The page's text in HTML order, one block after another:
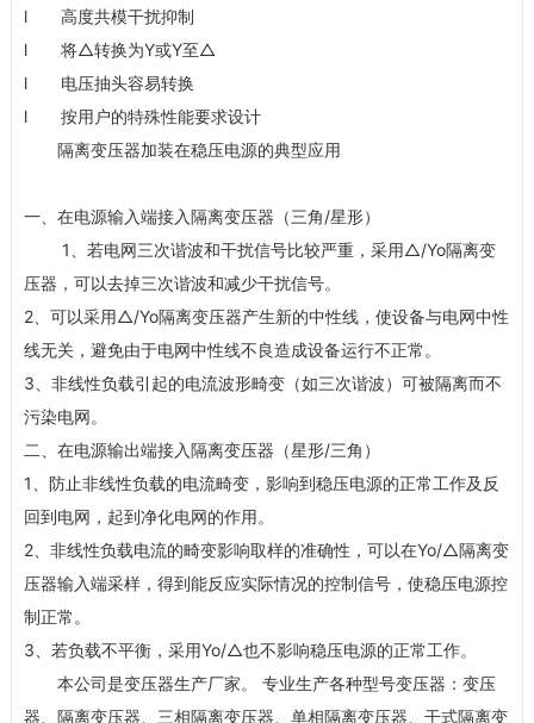
l 高度共模干扰抑制
l 将△转换为Y或Y至△
l 电压抽头容易转换
l 按用户的特殊性能要求设计
隔离变压器加装在稳压电源的典型应用
一、在电源输入端接入隔离变压器（三角/星形）
1
、若电网三次谐波和干扰信号比较严重，采用△/Yo隔离变
压器，可以去掉三次谐波和减少干扰信号。
2、可以采用△/Yo隔离变压器产生新的中性线，使设备与电网中性
线无关，避免由于电网中性线不良造成设备运行不正常。
3 、非线性负载引起的电流波形畸变（如三次谐波）可被隔离而不
污染电网。
二、在电源输出端接入隔离变压器（星形/三角）
1
、防止非线性负载的电流畸变，影响到稳压电源的正常工作及反
回到电网，起到净化电网的作用。
2、非线性负载电流的畸变影响取样的准确性，可以在Yo/△隔离变
压器输入端采样，得到能反应实际情况的控制信号，使稳压电源控
制正常。
3 、若负载不平衡，采用Yo/△也不影响稳压电源的正常工作。
本公司是变压器生产厂家。 专业生产各种型号变压器： 变压
器
隔离变压器 三相隔离变压器 单相隔离变压器
干式隔离变